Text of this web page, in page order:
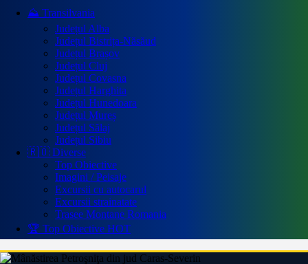
⛰️ Transilvania
Județul Alba
Județul Bistrița-Năsăud
Județul Brașov
Județul Cluj
Județul Covasna
Județul Harghita
Județul Hunedoara
Județul Mureș
Județul Sălaj
Județul Sibiu
🇷🇴 Diverse
Top Obiective
Imagini / Peisaje
Excursii cu autocarul
Excursii strainatate
Trasee Montane Romania
🏆 Top Obiective HOT